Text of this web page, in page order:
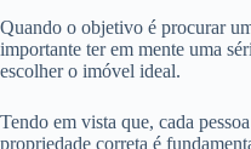
Quando o objetivo é procurar
importante ter em mente uma
escolher o imóvel ideal.
Tendo em vista que, cada
propriedade correta é